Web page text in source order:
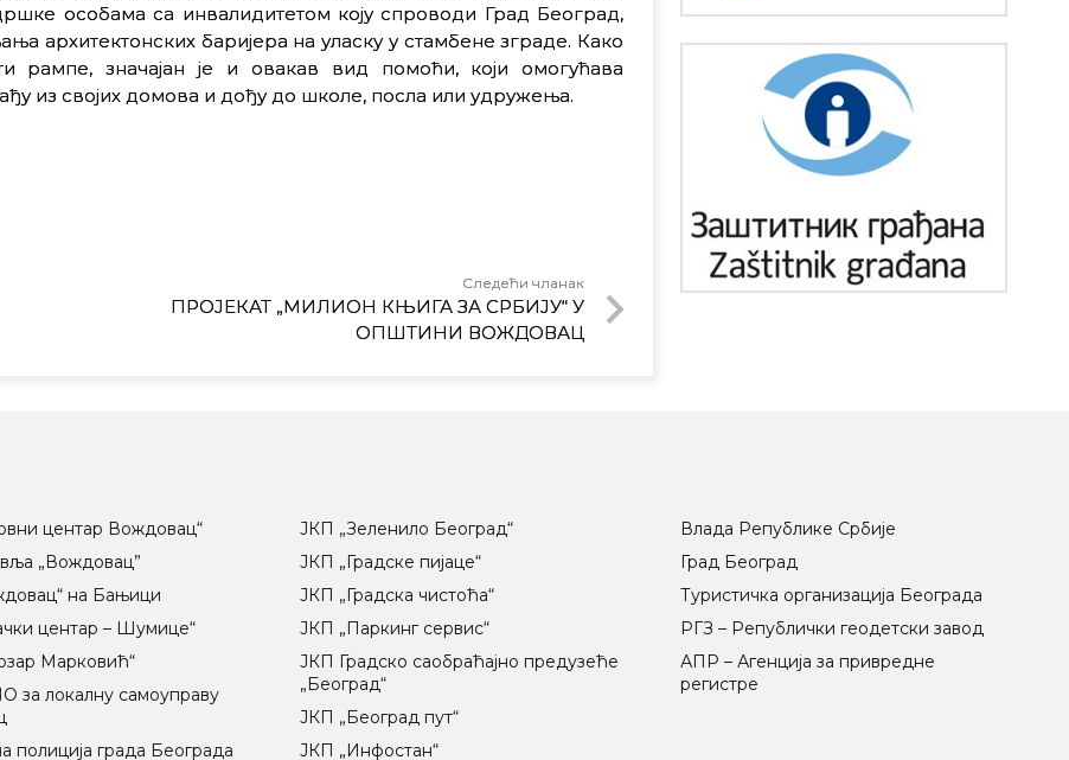
особама са инвалидитетом коју спроводи Град Београд,
архитектонских баријера на уласку у стамбене зграде. Како
рампе, значајан је и овакав вид помоћи, који омогућава
из својих домова и дођу до школе, посла или удружења.
Следећи чланак
ПРОЈЕКАТ „МИЛИОН КЊИГА ЗА СРБИЈУ“ У
ОПШТИНИ ВОЖДОВАЦ
центар Вождовац“
„Вождовац”
на Бањици
центар – Шумице“
Марковић“
за локалну самоуправу
полиција града Београда
ЈКП „Зеленило Београд“
ЈКП „Градске пијаце“
ЈКП „Градска чистоћа“
ЈКП „Паркинг сервис“
ЈКП Градско саобраћајно предузеће
„Београд“
ЈКП „Београд пут“
ЈКП „Инфостан“
Влада Републике Србије
Град Београд
Туристичка организација Београда
РГЗ – Републички геодетски завод
АПР – Агенција за привредне
регистре